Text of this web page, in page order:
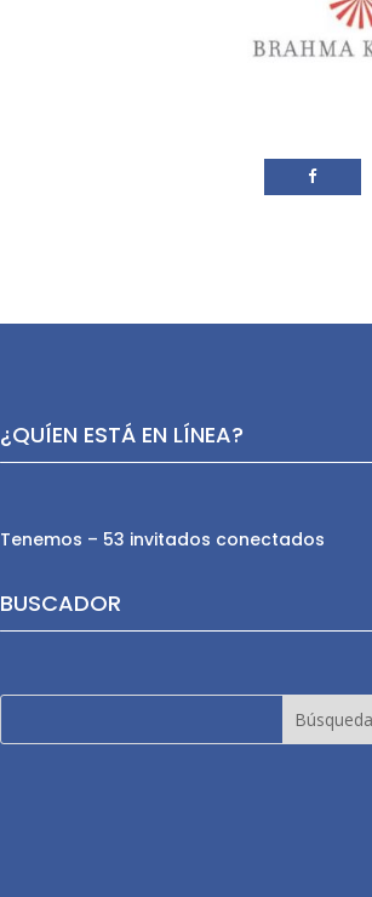
¿QUÍEN ESTÁ EN LÍNEA?
Tenemos – 53 invitados conectados
BUSCADOR